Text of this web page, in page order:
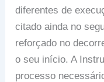
diferentes de
citado ainda no
reforçado no
o seu início. A
processo